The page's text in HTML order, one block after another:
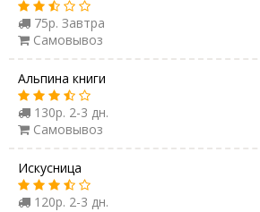
75р. Завтра
Самовывоз
Альпина книги
130р. 2-3 дн.
Самовывоз
Искусница
120р. 2-3 дн.